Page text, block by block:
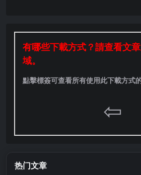
有哪些下載方式？請查看文
域。
點擊標簽可查看所有使用此下載方式的
⇦
热门文章